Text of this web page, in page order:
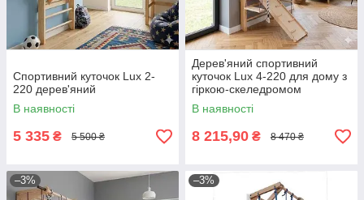
Спортивний куточок Lux 2-
220 дерев'яний
В наявності
5 335 ₴ 5 500 ₴
Дерев'яний спортивний
куточок Lux 4-220 для дому з
гіркою-скеледромом
В наявності
8 215,90 ₴ 8 470 ₴
–3% –3%